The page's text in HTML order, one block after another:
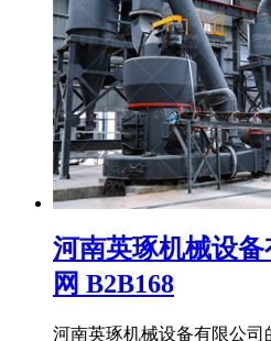
河南英琢机械设
网 B2B168
河南英琢机械设备有限公